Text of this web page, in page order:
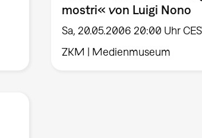
mostri« von Luigi Nono
Sa, 20.05.2006 20:00 Uhr
ZKM | Medienmuseum